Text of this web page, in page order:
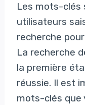
Les mots-clés
utilisateurs
recherche
La recherche
la première
réussie. Il est
mots-clés que